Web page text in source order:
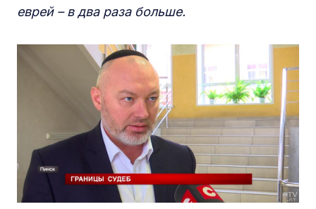
еврей – в два раза больше.